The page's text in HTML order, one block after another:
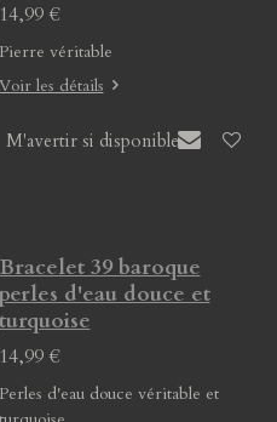
14,99 €
Pierre véritable
Voir les détails
M'avertir si disponible
Bracelet 39 baroque
perles d'eau douce et
turquoise
14,99 €
Perles d'eau douce véritable et